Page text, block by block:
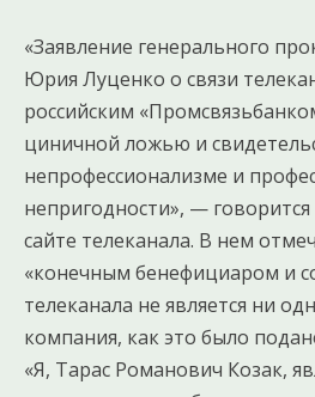
«Заявление генерального
Юрия Луценко о связи
российским
циничной ложью и
непрофессионализме и
непригодности», — говорится
сайте телеканала. В нем
«конечным бенефициаром и
телеканала не является ни
компания, как это было
«Я, Тарас Романович Козак,